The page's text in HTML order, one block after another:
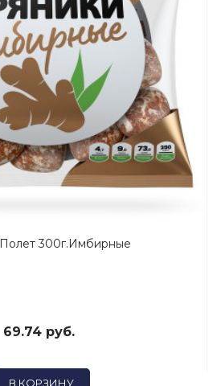
300г.Имбирные
69.74 руб.
В КОРЗИНУ